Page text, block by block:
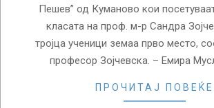
Пешев” од Куманово кои
класата на проф. м-р Сандра
тројца ученици земаа прво место,
професор Зојчевска. – Емира
ПРОЧИТАЈ ПОВЕЌЕ